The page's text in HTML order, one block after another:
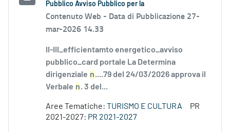
Pubblico Avviso Pubblico per la
Contenuto Web - Data di Pubblicazione 27-
mar-2026 14.33
II-III_efficientamto energetico_avviso
pubblico_card portale La Determina
dirigenziale n....79 del 24/03/2026 approva il
Verbale n. 3 del...
Aree Tematiche: TURISMO E CULTURA
PR
2021-2027: PR 2021-2027